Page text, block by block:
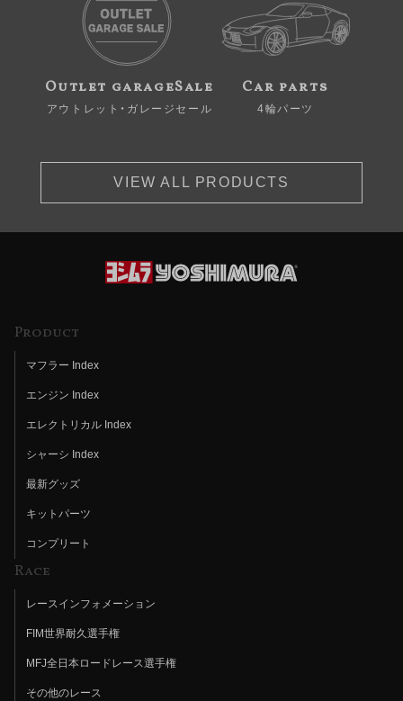
Outlet garageSale
アウトレット・ガレージセール
Car parts
4輪パーツ
VIEW ALL PRODUCTS
Product
マフラー Index
エンジン Index
エレクトリカル Index
シャーシ Index
最新グッズ
キットパーツ
コンプリート
Race
レースインフォメーション
FIM世界耐久選手権
MFJ全日本ロードレース選手権
その他のレース